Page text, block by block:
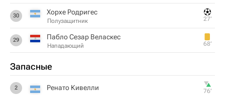
30 Хорхе Родригес
Полузащитник 27‎’‎
29 Пабло Сезар Веласкес
Нападающий 68‎’‎
Запасные
2 Ренато Кивелли 76‎’‎